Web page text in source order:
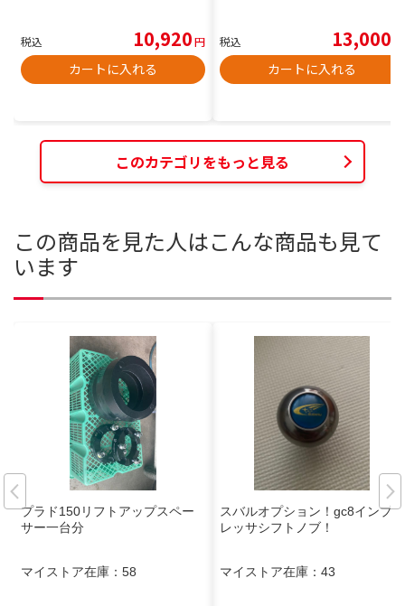
税込 10,920円
カートに入れる
税込 13,000
カートに入れる
このカテゴリをもっと見る
この商品を見た人はこんな商品も見て
います
プラド150リフトアップスペー
サー一台分
マイストア在庫： 58
スバルオプション！gc8インプ
レッサシフトノブ！
マイストア在庫： 43